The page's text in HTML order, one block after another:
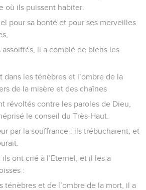
où ils puissent habiter.
pour sa bonté et pour ses merveilles
assoiffés, il a comblé de biens les
dans les ténèbres et l’ombre de la
de la misère et des chaînes
révoltés contre les paroles de Dieu,
le conseil du Très-Haut.
par la souffrance : ils trébuchaient, et
ont crié à l’Eternel, et il les a
:
ténèbres et de l’ombre de la mort, il a